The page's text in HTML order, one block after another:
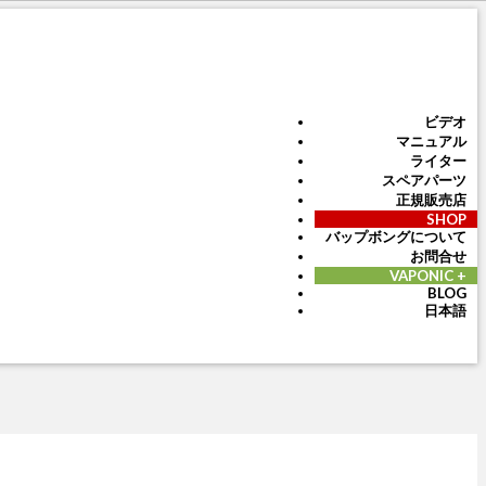
ビデオ
マニュアル
ライター
スペアパーツ
正規販売店
SHOP
バップボングについて
お問合せ
VAPONIC +
BLOG
日本語